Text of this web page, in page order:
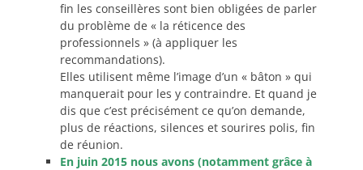
fin les conseillères sont bien obligées de parler
du problème de « la réticence des
professionnels » (à appliquer les
recommandations).
Elles utilisent même l’image d’un « bâton » qui
manquerait pour les y contraindre. Et quand je
dis que c’est précisément ce qu’on demande,
plus de réactions, silences et sourires polis, fin
de réunion.
En juin 2015 nous avons (notamment grâce à